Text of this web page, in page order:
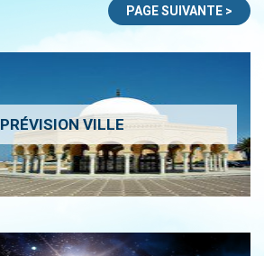
PRÉVISION VILLE